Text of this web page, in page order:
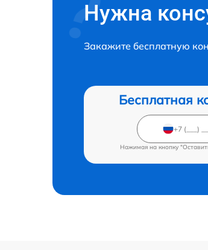
Нужна
Закажите бесплатную
Бесплатная
Нажимая на кнопку